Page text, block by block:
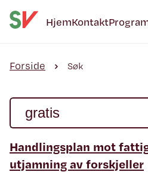
HjemKontakt
Forside Søk
Handlingsplan mot
utjamning av forskjeller